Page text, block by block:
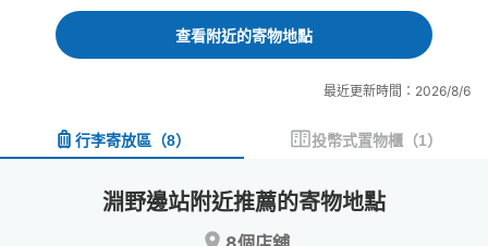
forward
interact
and
backward
interact
and
a
date.
查看附近的寄物地點
最近更新時間：2026/8/6
行李寄放區 （8） 投幣式置物櫃 （1）
淵野邊站附近推薦的寄物地點